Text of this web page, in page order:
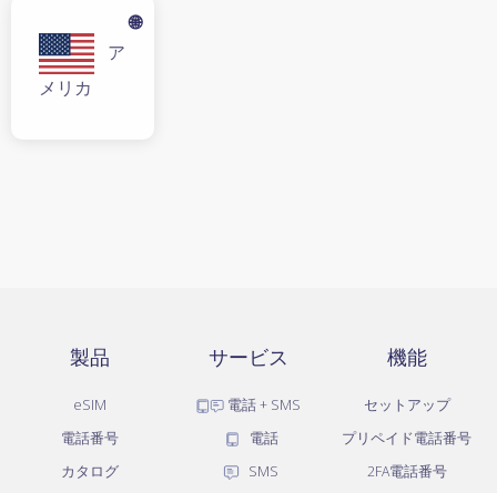
ア
メリカ
🌐
製品
eSIM
電話番号
カタログ
サービス
電話 + SMS
電話
SMS
機能
セットアップ
プリペイド電話番号
2FA電話番号